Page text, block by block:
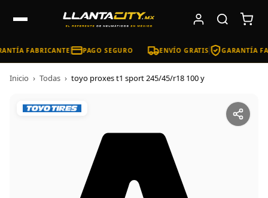
FABRICANTE PAGO SEGURO ENVÍO GRATIS GARANTÍA
Inicio › Todas › toyo proxes t1 sport 245/45/r18 100 y